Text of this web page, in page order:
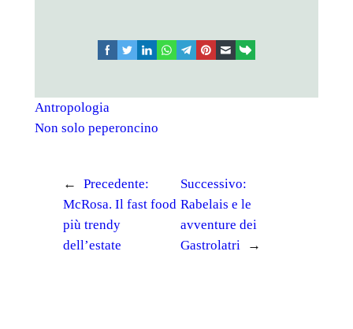
facebooktwitterlinkedinwhatsapptelegram
pinterest email link
Antropologia
Non solo peperoncino
←
Precedente:
McRosa. Il fast food
più trendy
dell’estate
Successivo:
Rabelais e le
avventure dei
Gastrolatri
→